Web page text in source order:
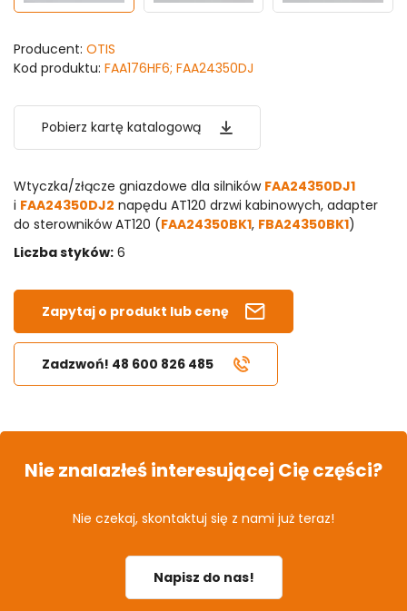
Producent: OTIS
Kod produktu: FAA176HF6; FAA24350DJ
Pobierz kartę katalogową
Wtyczka/złącze gniazdowe dla silników FAA24350DJ1
i FAA24350DJ2 napędu AT120 drzwi kabinowych, adapter
do sterowników AT120 (FAA24350BK1, FBA24350BK1)
Liczba styków: 6
Zapytaj o produkt lub cenę
Zadzwoń! 48 600 826 485
Nie znalazłeś interesującej Cię części?
Nie czekaj, skontaktuj się z nami już teraz!
Napisz do nas!